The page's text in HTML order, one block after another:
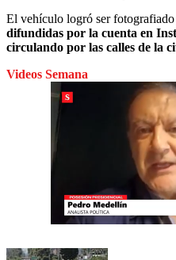
El vehículo logró ser
difundidas por la cuenta en
circulando por las calles de la
Videos Semana